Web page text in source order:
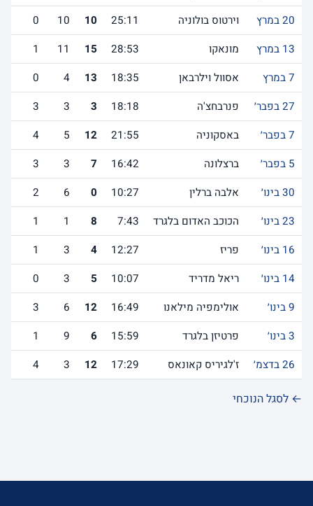
20 במרץ
וירטוס בולוניה 25:11
10
10
0
13 במרץ
מונאקו 28:53
15
11
1
7 במרץ
אסוול וילרבאן 18:35
13
4
0
27 בפבר׳
פנרבחצ'ה 18:18
3
3
3
7 בפבר׳
באסקוניה 21:55
12
5
4
5 בפבר׳
ברצלונה 16:42
7
3
3
30 בינו׳
אלבה ברלין 10:27
0
6
2
23 בינו׳
הכוכב האדום בלגרד 7:43
8
1
1
16 בינו׳
פריז 12:27
4
3
1
14 בינו׳
ריאל מדריד 10:07
5
3
0
9 בינו׳
אולימפיה מילאנו 16:49
12
6
3
3 בינו׳
פרטיזן בלגרד 15:59
6
9
1
26 בדצמ׳
ז'לגיריס קאונאס 17:29
12
3
4
← לסגל הנוכחי